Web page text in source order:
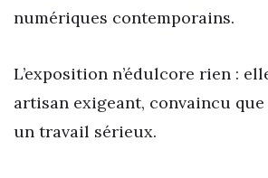
numériques contemporains.
L’exposition n’édulcore rien :
artisan exigeant, convaincu que
un travail sérieux.